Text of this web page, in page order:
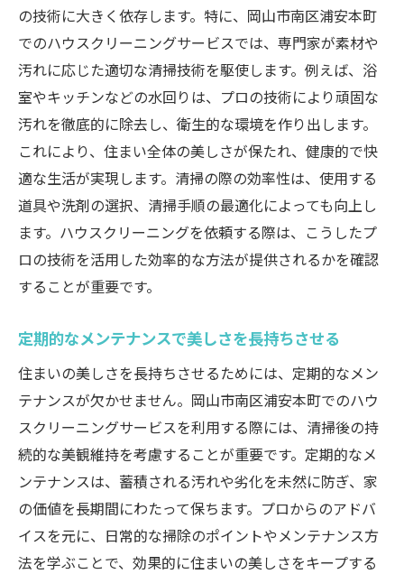
の技術に大きく依存します。特に、岡山市南区浦安本町
でのハウスクリーニングサービスでは、専門家が素材や
汚れに応じた適切な清掃技術を駆使します。例えば、浴
室やキッチンなどの水回りは、プロの技術により頑固な
汚れを徹底的に除去し、衛生的な環境を作り出します。
これにより、住まい全体の美しさが保たれ、健康的で快
適な生活が実現します。清掃の際の効率性は、使用する
道具や洗剤の選択、清掃手順の最適化によっても向上し
ます。ハウスクリーニングを依頼する際は、こうしたプ
ロの技術を活用した効率的な方法が提供されるかを確認
することが重要です。
定期的なメンテナンスで美しさを長持ちさせる
住まいの美しさを長持ちさせるためには、定期的なメン
テナンスが欠かせません。岡山市南区浦安本町でのハウ
スクリーニングサービスを利用する際には、清掃後の持
続的な美観維持を考慮することが重要です。定期的なメ
ンテナンスは、蓄積される汚れや劣化を未然に防ぎ、家
の価値を長期間にわたって保ちます。プロからのアドバ
イスを元に、日常的な掃除のポイントやメンテナンス方
法を学ぶことで、効果的に住まいの美しさをキープする